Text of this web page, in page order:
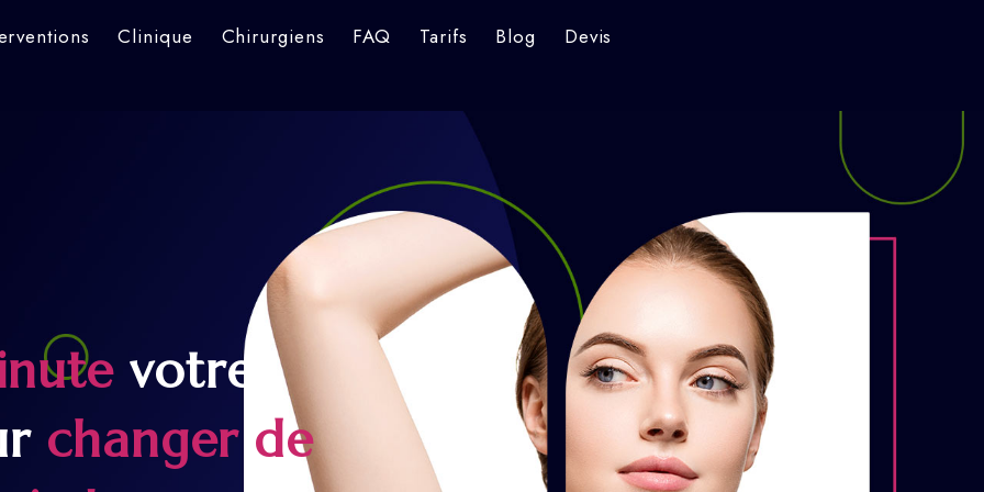
Clinique Chirurgiens FAQ Tarifs Blog Devis
votre
changer de